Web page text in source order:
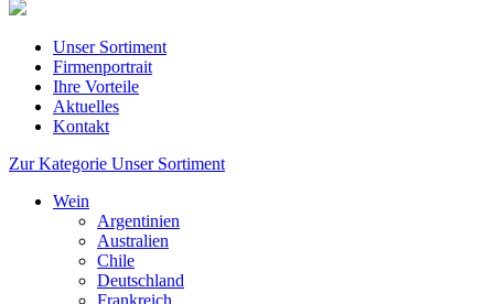
Unser Sortiment
Firmenportrait
Ihre Vorteile
Aktuelles
Kontakt
Zur Kategorie Unser Sortiment
Wein
Argentinien
Australien
Chile
Deutschland
Frankreich